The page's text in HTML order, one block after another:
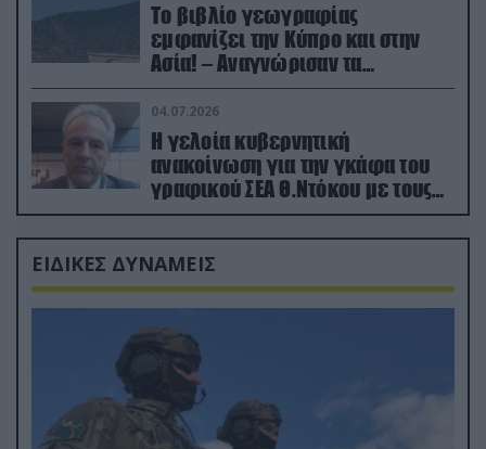
Το βιβλίο γεωγραφίας
εμφανίζει την Κύπρο και στην
Ασία! – Αναγνώρισαν τα
κατεχόμενα; (φωτο)
04.07.2026
Η γελοία κυβερνητική
ανακοίνωση για την γκάφα του
γραφικού ΣΕΑ Θ.Ντόκου με τους
Ρώσους φαρσέρ
ΕΙΔΙΚΕΣ ΔΥΝΑΜΕΙΣ